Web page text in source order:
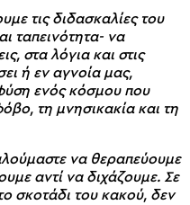
τις διδασκαλίες του
ταπεινότητα- να
στα λόγια και στις
ή εν αγνοία μας,
ενός κόσμου που
τη μνησικακία και τη
να θεραπεύουμε
αντί να διχάζουμε. Σε
σκοτάδι του κακού, δεν